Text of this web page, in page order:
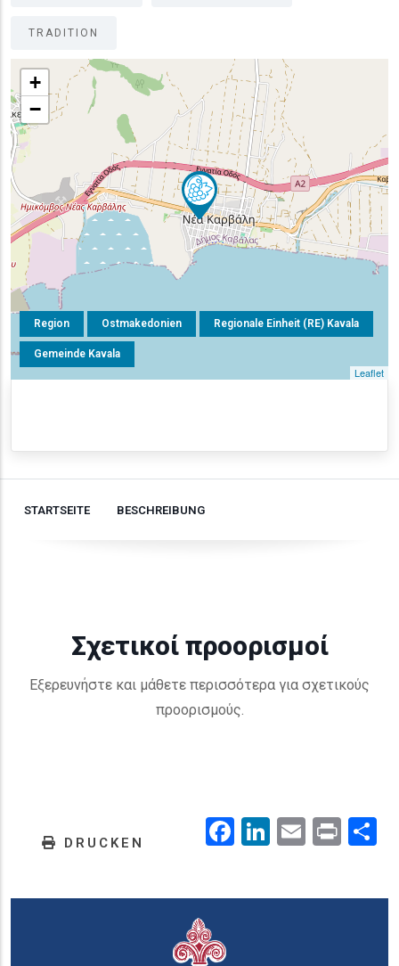
TRADITION
Region Ostmakedonien Regionale Einheit (RE) Kavala
Gemeinde Kavala
+
−
Leaflet
STARTSEITE BESCHREIBUNG
Σχετικοί προορισμοί
Εξερευνήστε και μάθετε περισσότερα για σχετικούς
προορισμούς.
DRUCKEN Facebook
LinkedIn
EmailPrint